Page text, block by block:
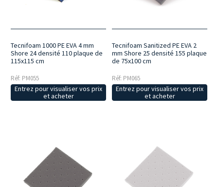
Tecnifoam 1000 PE EVA 4 mm
Shore 24 densité 110 plaque de
115x115 cm
Réf: PM055
Entrez pour visualiser vos prix
et acheter
Tecnifoam Sanitized PE EVA 2
mm Shore 25 densité 155 plaque
de 75x100 cm
Réf: PM065
Entrez pour visualiser vos prix
et acheter